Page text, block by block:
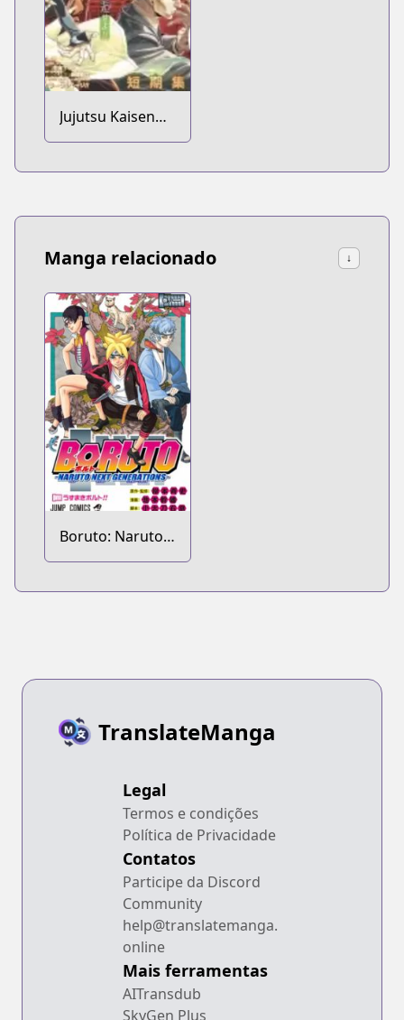
Jujutsu Kaisen
Modulo
Manga relacionado ↓
Boruto: Naruto
Next
TranslateManga
Legal
Termos e condições
Política de Privacidade
Contatos
Participe da Discord
Community
help@translatemanga.
online
Mais ferramentas
AITransdub
SkyGen Plus